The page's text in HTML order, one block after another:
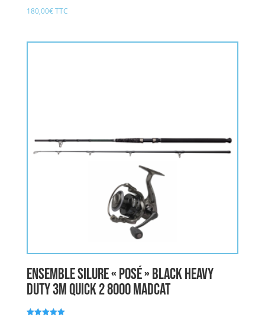
180,00€TTC
Ensemble Silure « posé » BLACK HEAVY
DUTY 3m QUICK 2 8000 MADCAT